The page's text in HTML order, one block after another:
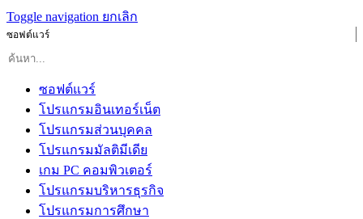
Toggle navigation ยกเลิก
ซอฟต์แวร์
ซอฟต์แวร์
โปรแกรมอินเทอร์เน็ต
โปรแกรมส่วนบุคคล
โปรแกรมมัลติมีเดีย
เกม PC คอมพิวเตอร์
โปรแกรมบริหารธุรกิจ
โปรแกรมการศึกษา